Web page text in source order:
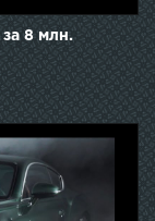
8 млн.